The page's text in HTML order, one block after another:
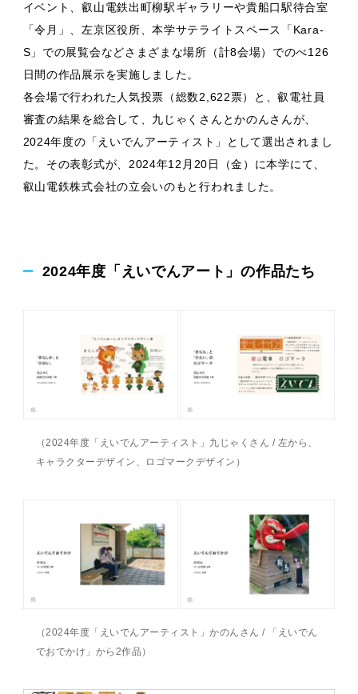
イベント、叡山電鉄出町柳駅ギャラリーや貴船口駅待合室
「令月」、左京区役所、本学サテライトスペース「Kara-
S」での展覧会などさまざまな場所（計8会場）でのべ126
日間の作品展示を実施しました。
各会場で行われた人気投票（総数2,622票）と、叡電社員
審査の結果を総合して、九じゃくさんとかのんさんが、
2024年度の「えいでんアーティスト」として選出されまし
た。その表彰式が、2024年12月20日（金）に本学にて、
叡山電鉄株式会社の立会いのもと行われました。
2024年度「えいでんアート」の作品たち
（2024年度「えいでんアーティスト」九じゃくさん / 左から、
キャラクターデザイン、ロゴマークデザイン）
（2024年度「えいでんアーティスト」かのんさん / 「えいでん
でおでかけ」から2作品）